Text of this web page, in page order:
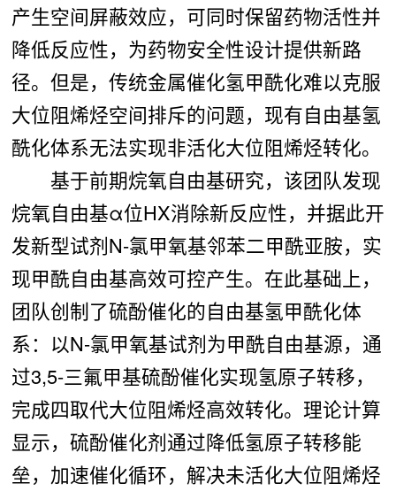
产生空间屏蔽效应，可同时保留药物活性并
降低反应性，为药物安全性设计提供新路
径。但是，传统金属催化氢甲酰化难以克服
大位阻烯烃空间排斥的问题，现有自由基氢
酰化体系无法实现非活化大位阻烯烃转化。
基于前期烷氧自由基研究，该团队发现
烷氧自由基α位HX消除新反应性，并据此开
发新型试剂N-氯甲氧基邻苯二甲酰亚胺，实
现甲酰自由基高效可控产生。在此基础上，
团队创制了硫酚催化的自由基氢甲酰化体
系：以N-氯甲氧基试剂为甲酰自由基源，通
过3,5-三氟甲基硫酚催化实现氢原子转移，
完成四取代大位阻烯烃高效转化。理论计算
显示，硫酚催化剂通过降低氢原子转移能
垒，加速催化循环，解决未活化大位阻烯烃